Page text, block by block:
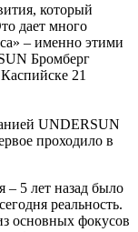
который
дает много
– именно этими
Бромберг
21
UNDERSUN
проходило в
– 5 лет назад было
реальность.
основных фокусов